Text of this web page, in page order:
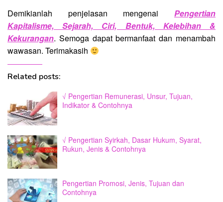
Demikianlah penjelasan mengenai Pengertian
Kapitalisme, Sejarah, Ciri, Bentuk, Kelebihan &
Kekurangan. Semoga dapat bermanfaat dan menambah
wawasan. Terimakasih
Related posts:
√ Pengertian Remunerasi, Unsur, Tujuan,
Indikator & Contohnya
√ Pengertian Syirkah, Dasar Hukum, Syarat,
Rukun, Jenis & Contohnya
Pengertian Promosi, Jenis, Tujuan dan
Contohnya